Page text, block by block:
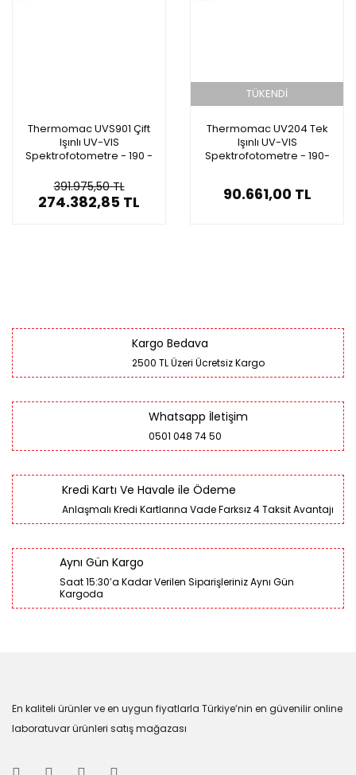
Thermomac UVS901 Çift
Işınlı UV-VIS
Spektrofotometre - 190 -
391.975,50 TL
274.382,85 TL
TÜKENDİ
Thermomac UV204 Tek
Işınlı UV-VIS
Spektrofotometre - 190-
90.661,00 TL
Kargo Bedava
2500 TL Üzeri Ücretsiz Kargo
Whatsapp İletişim
0501 048 74 50
Kredi Kartı Ve Havale ile Ödeme
Anlaşmalı Kredi Kartlarına Vade Farksız 4 Taksit Avantajı
Aynı Gün Kargo
Saat 15:30’a Kadar Verilen Siparişleriniz Aynı Gün
Kargoda
En kaliteli ürünler ve en uygun fiyatlarla Türkiye’nin en güvenilir online
laboratuvar ürünleri satış mağazası